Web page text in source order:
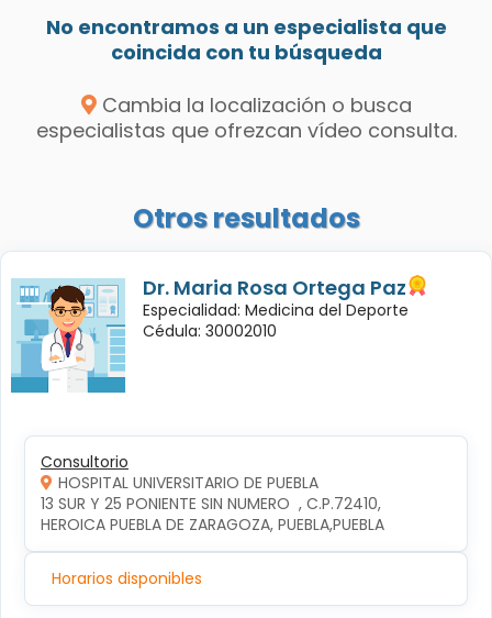
No encontramos a un especialista que
coincida con tu búsqueda
Cambia la localización o busca
especialistas que ofrezcan vídeo consulta.
Otros resultados
Dr. Maria Rosa Ortega Paz
Especialidad: Medicina del Deporte
Cédula: 30002010
Consultorio
HOSPITAL UNIVERSITARIO DE PUEBLA
13 SUR Y 25 PONIENTE SIN NUMERO  , C.P.72410,
HEROICA PUEBLA DE ZARAGOZA, PUEBLA,PUEBLA
Horarios disponibles